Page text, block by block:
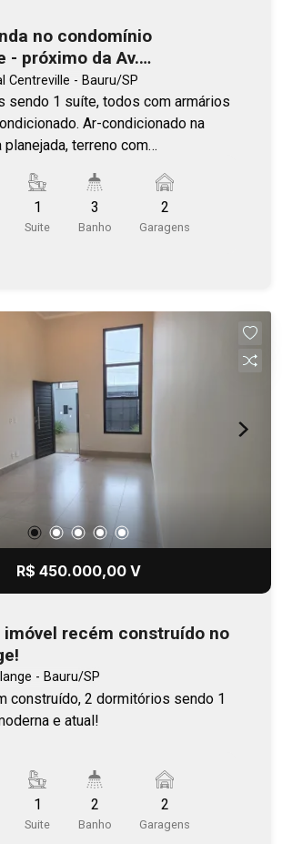
no condomínio
- próximo da Av.
e padaria Copacabana
Centreville - Bauru/SP
sendo 1 suíte, todos com armários
Ar-condicionado na
planejada, terreno com
quadra de beach/vôlei de areia,
parquinho e piscina para crianças, portaria remota.
1
Suite
3
Banho
2
Garagens
R$ 450.000,00 V
imóvel recém construído no
- Bauru/SP
construído, 2 dormitórios sendo 1
moderna e atual!
1
Suite
2
Banho
2
Garagens